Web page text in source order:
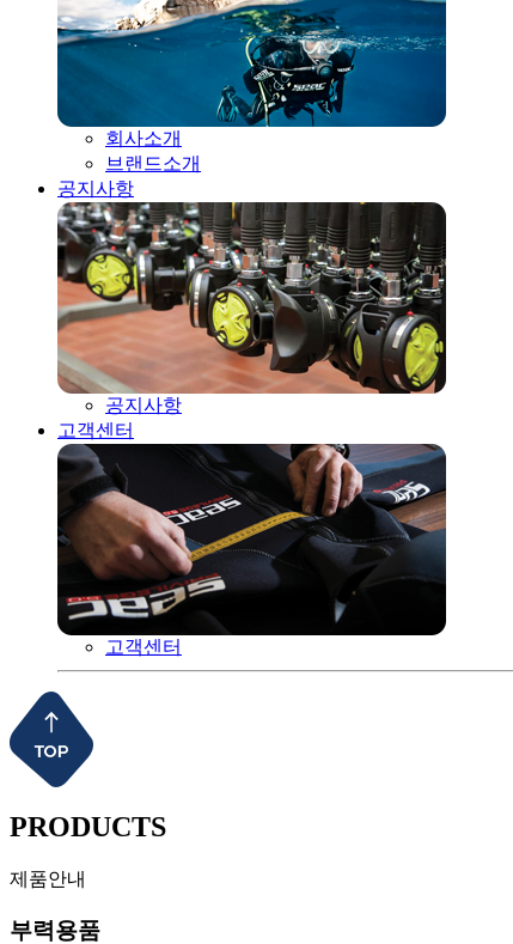
회사소개
브랜드소개
공지사항
공지사항
고객센터
고객센터
PRODUCTS
제품안내
부력용품